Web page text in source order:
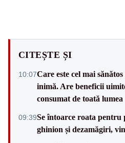
CITEȘTE ȘI
10:07Care este cel mai
inimă. Are beneficii
consumat de toată lumea
09:39Se întoarce roata
ghinion și dezamăgiri,